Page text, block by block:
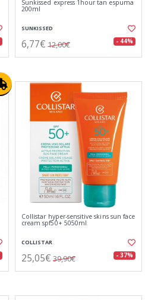
Sunkissed express 1hour tan espuma
200ml
SUNKISSED
6,77€ 12,00€ - 44%
Collistar hyper-sensitive skins sun face
cream spf50+ 5050ml
COLLISTAR
25,05€ 39,90€ - 37%